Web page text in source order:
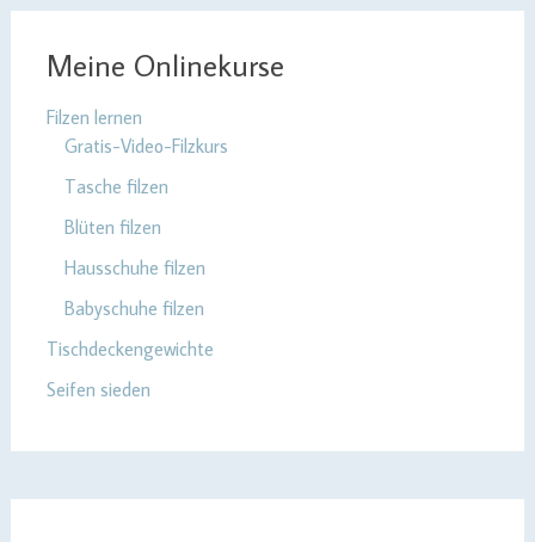
Meine Onlinekurse
Filzen lernen
Gratis-Video-Filzkurs
Tasche filzen
Blüten filzen
Hausschuhe filzen
Babyschuhe filzen
Tischdeckengewichte
Seifen sieden